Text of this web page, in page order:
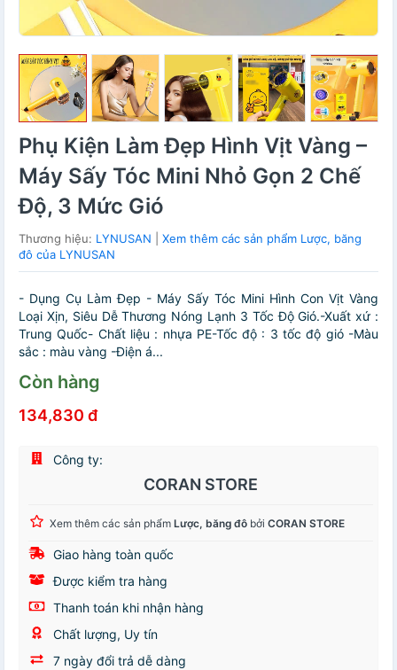
Phụ Kiện Làm Đẹp Hình Vịt Vàng –
Máy Sấy Tóc Mini Nhỏ Gọn 2 Chế
Độ, 3 Mức Gió
Thương hiệu: LYNUSAN
Xem thêm các sản phẩm Lược, băng
đô của LYNUSAN
- Dụng Cụ Làm Đẹp - Máy Sấy Tóc Mini Hình Con Vịt Vàng
Loại Xịn, Siêu Dễ Thương Nóng Lạnh 3 Tốc Độ Gió.-Xuất xứ :
Trung Quốc- Chất liệu : nhựa PE-Tốc độ : 3 tốc độ gió -Màu
sắc : màu vàng -Điện á...
Còn hàng
134,830 đ
Công ty:
CORAN STORE
Xem thêm các sản phẩm Lược, băng đô bởi CORAN STORE
Giao hàng toàn quốc
Được kiểm tra hàng
Thanh toán khi nhận hàng
Chất lượng, Uy tín
7 ngày đổi trả dễ dàng